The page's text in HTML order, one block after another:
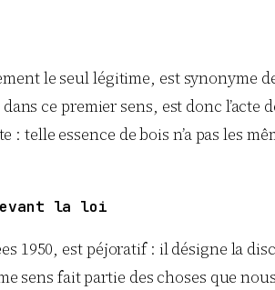
le seul légitime, est synonyme
ce premier sens, est donc l’acte
telle essence de bois n’a pas les
la loi
1950, est péjoratif : il désigne la
fait partie des choses que